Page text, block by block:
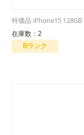
特価品 iPhone15
在庫数：2
Bランク